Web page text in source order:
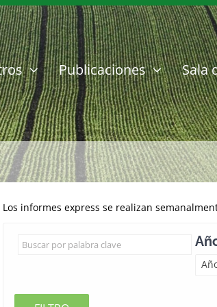
Publicaciones Sala
Los informes express se realizan